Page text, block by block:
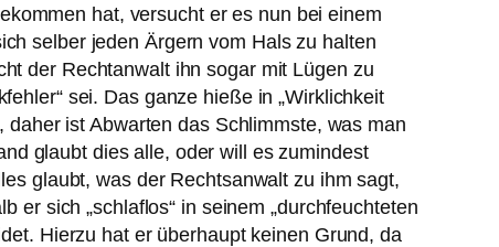
hat, versucht er es nun bei einem
selber jeden Ärgern vom Hals zu halten
der Rechtanwalt ihn sogar mit Lügen zu
sei. Das ganze hieße in „Wirklichkeit
daher ist Abwarten das Schlimmste, was man
glaubt dies alle, oder will es zumindest
glaubt, was der Rechtsanwalt zu ihm sagt,
er sich „schlaflos“ in seinem „durchfeuchteten
Hierzu hat er überhaupt keinen Grund, da